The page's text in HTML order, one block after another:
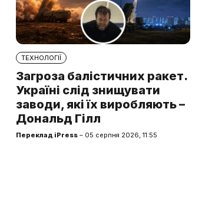
ТЕХНОЛОГІЇ
Загроза балістичних ракет.
Україні слід знищувати
заводи, які їх виробляють –
Дональд Гілл
Переклад iPress – 05 серпня 2026, 11:55